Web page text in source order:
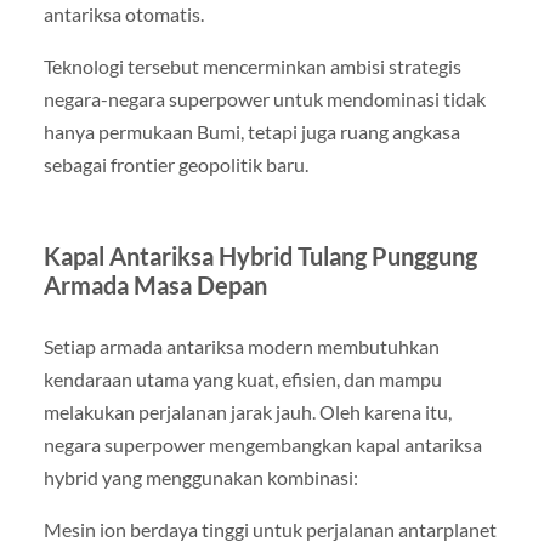
antariksa otomatis.
Teknologi tersebut mencerminkan ambisi strategis
negara-negara superpower untuk mendominasi tidak
hanya permukaan Bumi, tetapi juga ruang angkasa
sebagai frontier geopolitik baru.
Kapal Antariksa Hybrid Tulang Punggung
Armada Masa Depan
Setiap armada antariksa modern membutuhkan
kendaraan utama yang kuat, efisien, dan mampu
melakukan perjalanan jarak jauh. Oleh karena itu,
negara superpower mengembangkan kapal antariksa
hybrid yang menggunakan kombinasi:
Mesin ion berdaya tinggi untuk perjalanan antarplanet